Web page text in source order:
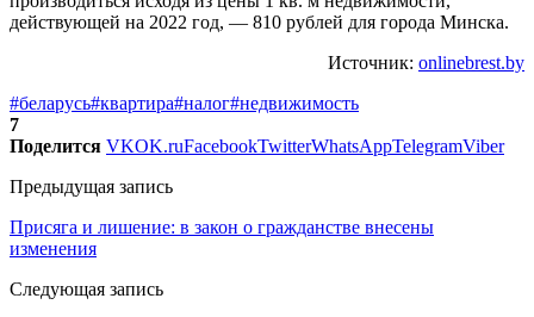
действующей на 2022 год, — 810 рублей для города Минска.
Источник: onlinebrest.by
#беларусь#квартира#налог#недвижимость
7
Поделится VKOK.ruFacebookTwitterWhatsAppTelegramViber
Предыдущая запись
Присяга и лишение: в закон о гражданстве внесены
изменения
Следующая запись